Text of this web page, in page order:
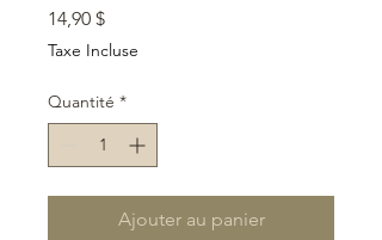
14,90 $Prix
Taxe Incluse
Quantité *
Ajouter au panier